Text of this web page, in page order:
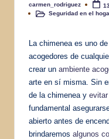
Publicado
por
carmen_rodriguez
PublicadoSeguridad en el
La chimenea es uno
acogedores de
crear un ambiente
arte en sí misma. Sin
de la chimenea y
fundamental
abierto antes de
brindaremos algunos